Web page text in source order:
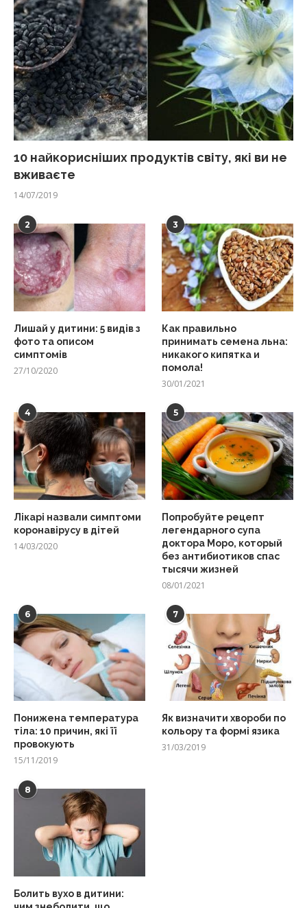
10 найкорисніших продуктів світу, які ви не
вживаєте
14/07/2019
2
Лишай у дитини: 5 видів з
фото та описом
симптомів
27/10/2020
3
Как правильно
принимать семена льна:
никакого кипятка и
помола!
30/01/2021
4
Лікарі назвали симптоми
коронавірусу в дітей
14/03/2020
5
Попробуйте рецепт
легендарного супа
доктора Моро, который
без антибиотиков спас
тысячи жизней
08/01/2021
6
Понижена температура
тіла: 10 причин, які її
провокують
15/11/2019
7
Як визначити хвороби по
кольору та формі язика
31/03/2019
8
Болить вухо в дитини: